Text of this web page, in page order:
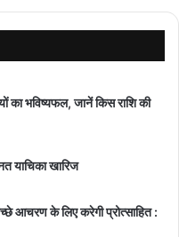
भविष्यफल, जानें किस राशि की
याचिका खारिज
आचरण के लिए करेगी प्रोत्साहित :